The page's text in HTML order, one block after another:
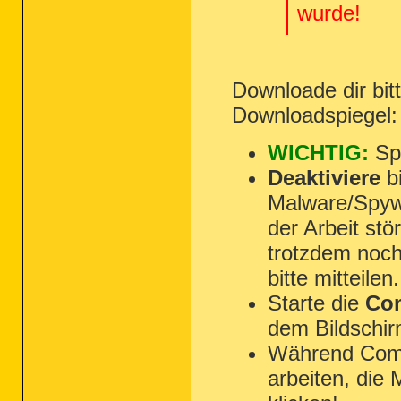
() C:\ProgramData\e435d908-8e15-4e0c-
(Google Inc.) C:\Program
(Malwarebytes Corporation) C:\Program
wurde!
Downloade dir
WICHTIG:
Deaktiviere
Malware/
der Arbeit
trotzdem
bitte mitteilen.
Starte die
dem
Während
arbeiten, die